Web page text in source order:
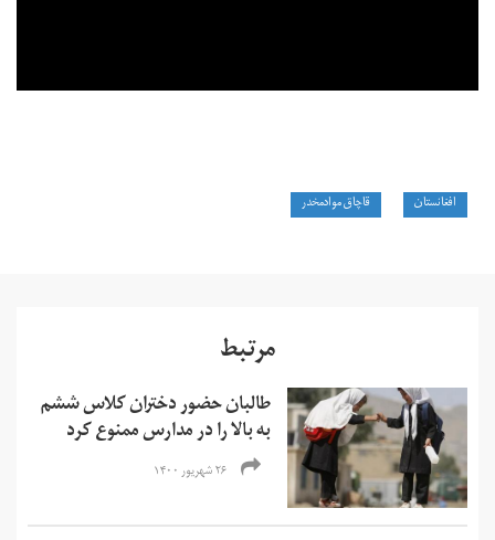
افغانستان قاچاق موادمخدر
مرتبط
طالبان حضور دختران کلاس ششم
به بالا را در مدارس ممنوع کرد
۲۶ شهریور ۱۴۰۰